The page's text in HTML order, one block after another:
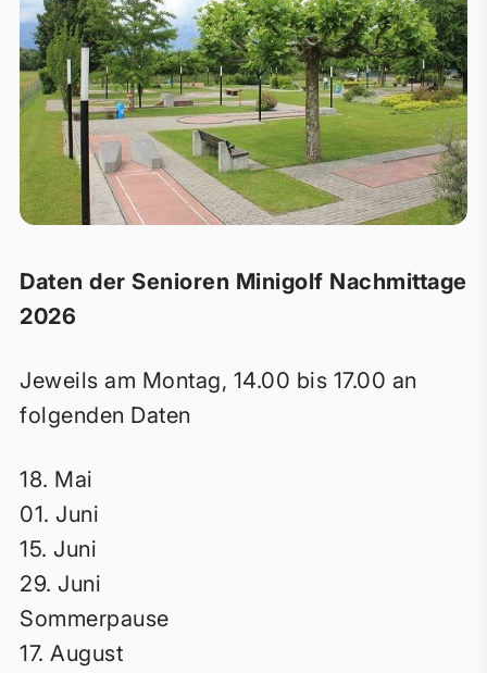
Daten der Senioren Minigolf Nachmittage
2026
Jeweils am Montag, 14.00 bis 17.00 an
folgenden Daten
18. Mai
01. Juni
15. Juni
29. Juni
Sommerpause
17. August